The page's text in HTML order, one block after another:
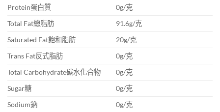
Protein蛋白質
0g/克
Total Fat總脂肪
91.6g/克
Saturated Fat飽和脂肪
20g/克
Trans Fat反式脂肪
0g/克
Total Carbohydrate碳水化合物
0g/克
Sugar糖
0g/克
Sodium鈉
0g/克